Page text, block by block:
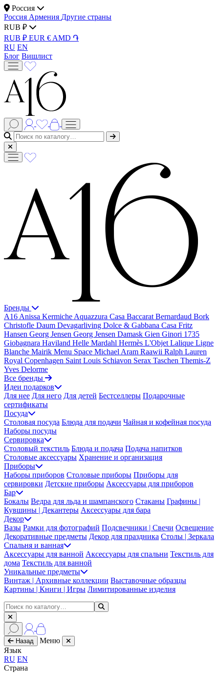
Россия
Россия Армения Другие страны
RUB ₽
RUB ₽ EUR € AMD ֏
RU EN
Блог Вишлист
Бренды
A16 Anissa Kermiche Aquazzura Casa Baccarat Bernardaud Bork
Christofle Daum Devagarliving Dolce & Gabbana Casa Fritz
Hansen Georg Jensen Georg Jensen Damask Gien Ginori 1735
Giobagnara Haviland Helle Mardahl Hermès L'Objet Lalique Ligne
Blanche Mairik Menu Space Michael Aram Raawii Ralph Lauren
Royal Copenhagen Saint Louis Schiavon Serax Taschen Themis-Z
Yves Delorme
Все бренды
Идеи подарков
Для нее Для него Для детей Бестселлеры Подарочные
сертификаты
Посуда
Столовая посуда Блюда для подачи Чайная и кофейная посуда
Наборы посуды
Сервировка
Столовый текстиль Блюда и подача Подача напитков
Столовые аксессуары Хранение и организация
Приборы
Наборы приборов Столовые приборы Приборы для
сервировки Детские приборы Аксессуары для приборов
Бар
Бокалы Ведра для льда и шампанского Стаканы Графины |
Кувшины | Декантеры Аксессуары для бара
Декор
Вазы Рамки для фотографий Подсвечники | Свечи Освещение
Декоративные предметы Декор для праздника Столы | Зеркала
Спальня и ванная
Аксессуары для ванной Аксессуары для спальни Текстиль для
дома Текстиль для ванной
Уникальные предметы
Винтаж | Архивные коллекции Выставочные образцы
Картины | Книги | Игры Лимитированные изделия
Назад
Меню
Язык
RU EN
Страна